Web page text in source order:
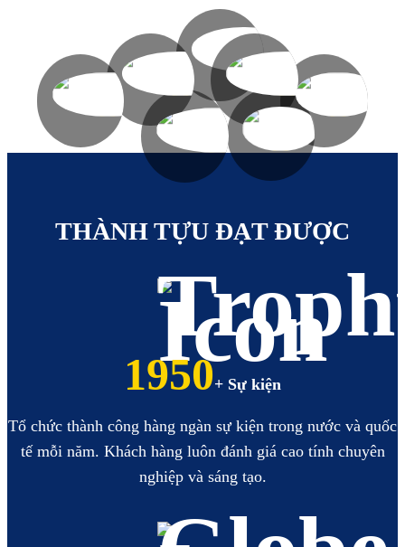
HOABINHEVENTS
https://hoabinhevents.com
HOABINHTOURIST
https://hoabinhtourist.com
HOABINHGROUP
https://hoabinh-group.com
HOABINHAIRLINES
https://hoabinhairlines.vnHOABINHBUS
HOABINHBOOKINGAVVIETNAM
THÀNH TỰU ĐẠT ĐƯỢC
2236+ Sự kiện
Tổ chức thành công hàng ngàn sự kiện trong nước và quốc
tế mỗi năm. Khách hàng luôn đánh giá cao tính chuyên
nghiệp và sáng tạo.